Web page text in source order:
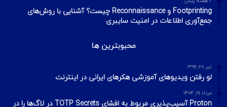
شهریور ۲۴, ۱۳۹۹